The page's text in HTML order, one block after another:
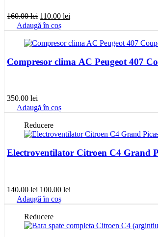
160.00lei Prețul
inițial
a
fost:
110.00 lei
este:
110.00 lei.
Adaugă în coș
Compresor clima AC Peugeot 407
350.00 lei
Adaugă în coș
Reducere
Electroventilator Citroen C4 Grand
140.00lei Prețul
inițial
a
fost:
140.00 lei.
100.00 lei
este:
Adaugă în coș
Reducere